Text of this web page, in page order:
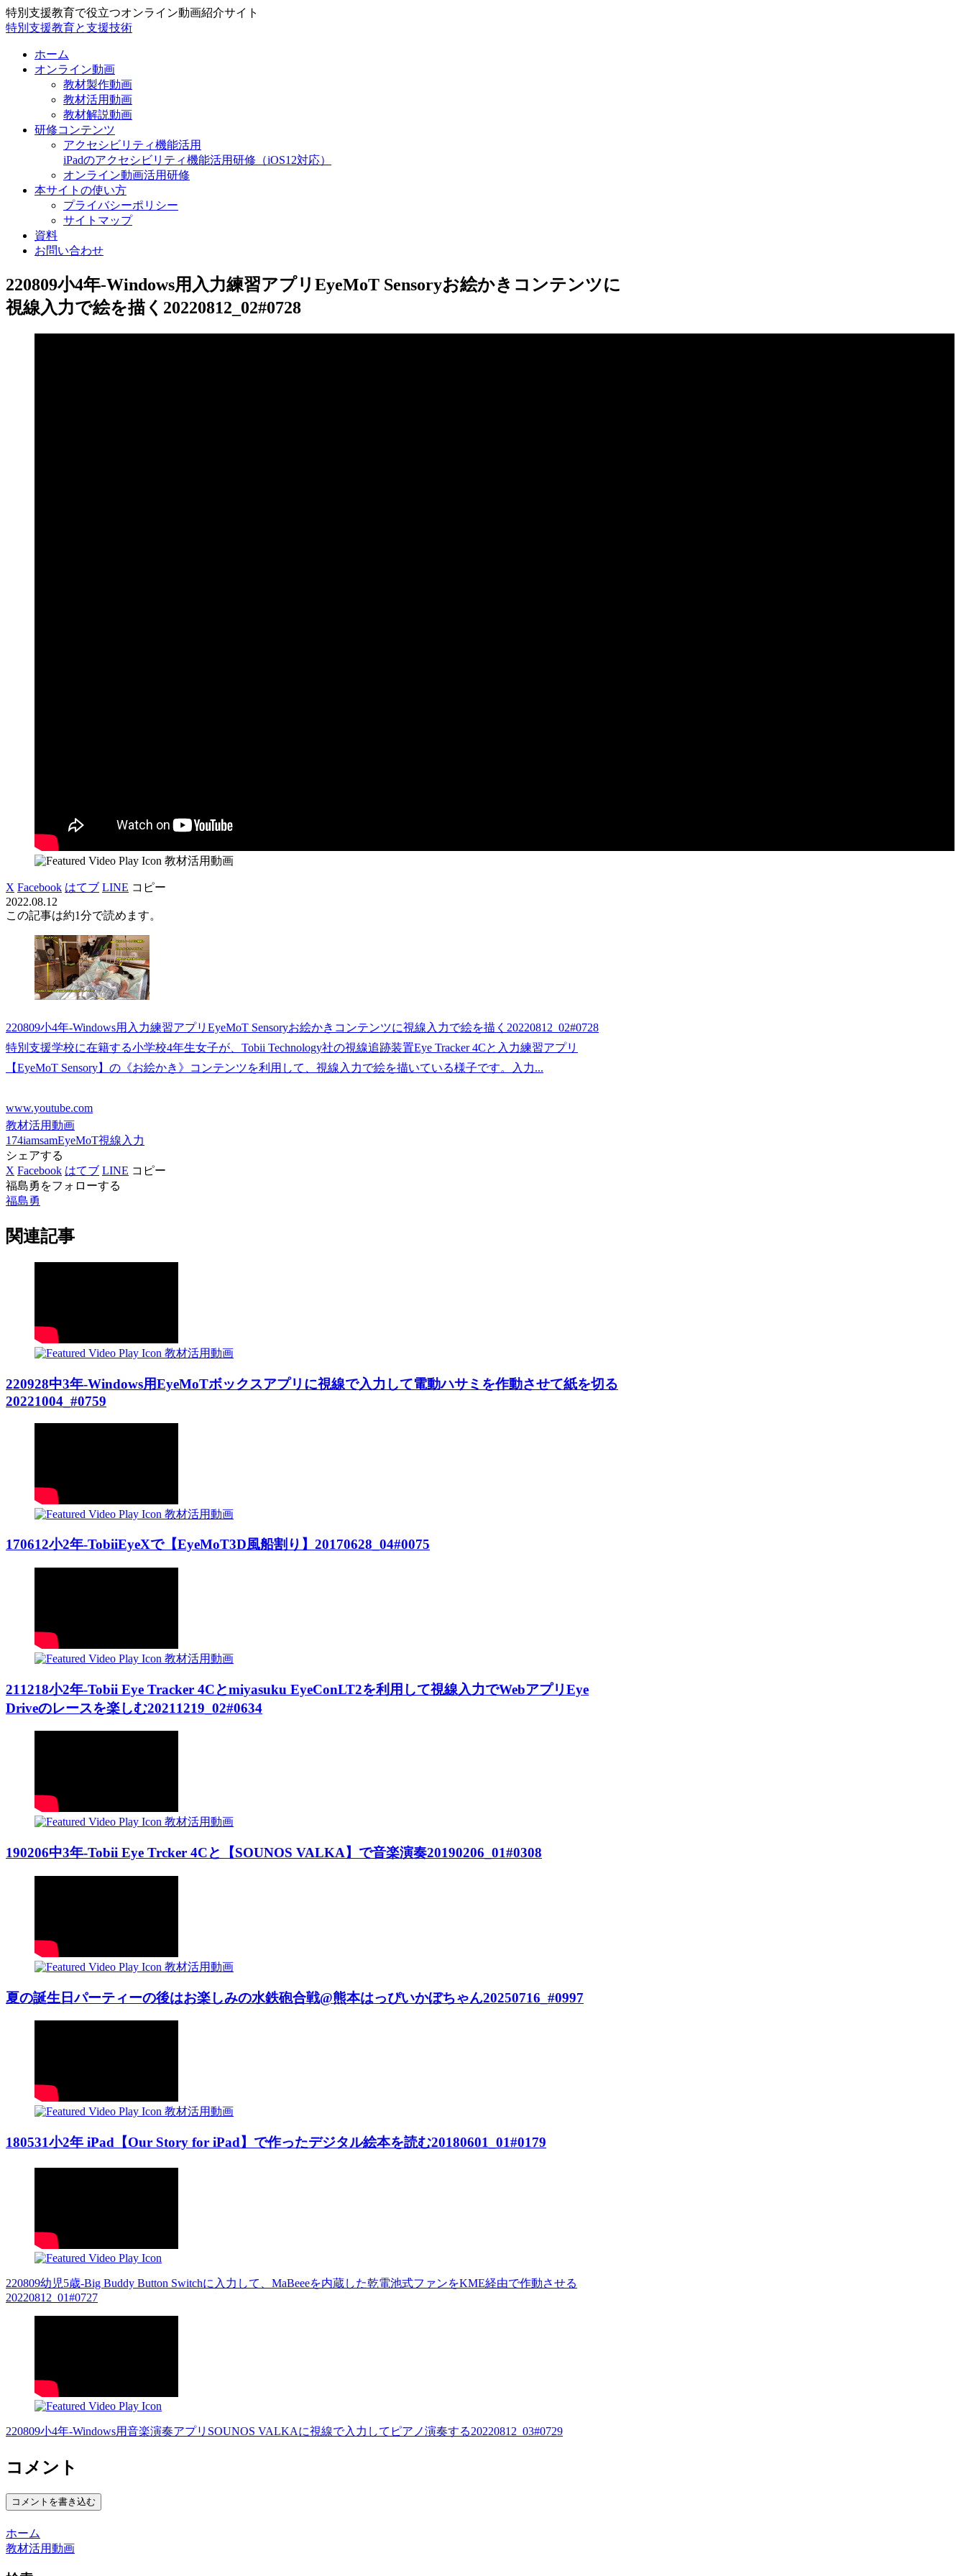
特別支援教育で役立つオンライン動画紹介サイト
特別支援教育と支援技術
ホーム
オンライン動画
教材製作動画
教材活用動画
教材解説動画
研修コンテンツ
アクセシビリティ機能活用
iPadのアクセシビリティ機能活用研修（iOS12対応）
オンライン動画活用研修
本サイトの使い方
プライバシーポリシー
サイトマップ
資料
お問い合わせ
220809小4年-Windows用入力練習アプリEyeMoT Sensoryお絵かきコンテンツに
視線入力で絵を描く20220812_02#0728
教材活用動画
X Facebook はてブ LINE コピー
2022.08.12
この記事は約1分で読めます。
220809小4年-Windows用入力練習アプリEyeMoT Sensoryお絵かきコンテンツに視線入力で絵を描く20220812_02#0728
特別支援学校に在籍する小学校4年生女子が、Tobii Technology社の視線追跡装置Eye Tracker 4Cと入力練習アプリ
【EyeMoT Sensory】の《お絵かき》コンテンツを利用して、視線入力で絵を描いている様子です。入力...
www.youtube.com
教材活用動画
174iamsamEyeMoT視線入力
シェアする
X Facebook はてブ LINE コピー
福島勇をフォローする
福島勇
関連記事
教材活用動画
220928中3年-Windows用EyeMoTボックスアプリに視線で入力して電動ハサミを作動させて紙を切る
20221004_#0759
教材活用動画
170612小2年-TobiiEyeXで【EyeMoT3D風船割り】20170628_04#0075
教材活用動画
211218小2年-Tobii Eye Tracker 4Cとmiyasuku EyeConLT2を利用して視線入力でWebアプリEye
Driveのレースを楽しむ20211219_02#0634
教材活用動画
190206中3年-Tobii Eye Trcker 4Cと【SOUNOS VALKA】で音楽演奏20190206_01#0308
教材活用動画
夏の誕生日パーティーの後はお楽しみの水鉄砲合戦@熊本はっぴいかぼちゃん20250716_#0997
教材活用動画
180531小2年 iPad【Our Story for iPad】で作ったデジタル絵本を読む20180601_01#0179
220809幼児5歳-Big Buddy Button Switchに入力して、MaBeeeを内蔵した乾電池式ファンをKME経由で作動させる
20220812_01#0727
220809小4年-Windows用音楽演奏アプリSOUNOS VALKAに視線で入力してピアノ演奏する20220812_03#0729
コメント
コメントを書き込む
ホーム
教材活用動画